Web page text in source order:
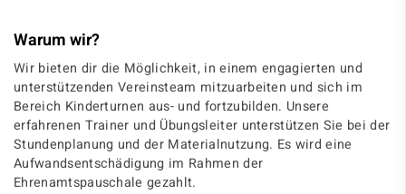
Warum wir?
Wir bieten dir die Möglichkeit, in einem engagierten und
unterstützenden Vereinsteam mitzuarbeiten und sich im
Bereich Kinderturnen aus- und fortzubilden. Unsere
erfahrenen Trainer und Übungsleiter unterstützen Sie bei der
Stundenplanung und der Materialnutzung. Es wird eine
Aufwandsentschädigung im Rahmen der
Ehrenamtspauschale gezahlt.